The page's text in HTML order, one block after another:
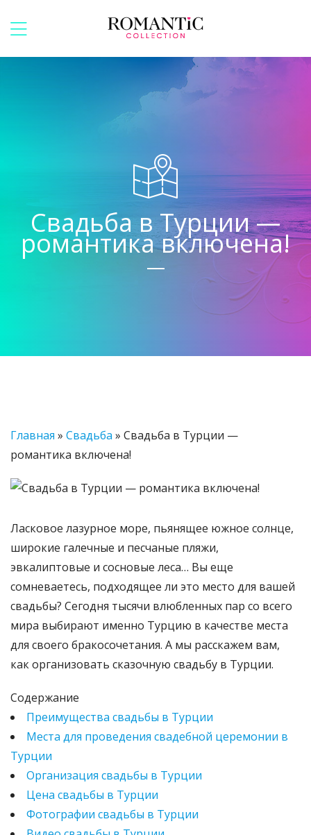
Свадьба в Турции —
романтика включена!
Главная » Свадьба » Свадьба в Турции —
романтика включена!
Ласковое лазурное море, пьянящее южное солнце,
широкие галечные и песчаные пляжи,
эвкалиптовые и сосновые леса… Вы еще
сомневаетесь, подходящее ли это место для вашей
свадьбы? Сегодня тысячи влюбленных пар со всего
мира выбирают именно Турцию в качестве места
для своего бракосочетания. А мы расскажем вам,
как организовать сказочную свадьбу в Турции.
Содержание
Преимущества свадьбы в Турции
Места для проведения свадебной церемонии в
Турции
Организация свадьбы в Турции
Цена свадьбы в Турции
Фотографии свадьбы в Турции